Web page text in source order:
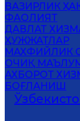
ВАЗИРЛИК
ФАОЛИЯТ
ДАВЛАТ
ҲУЖЖАТЛАР
MАХФИЙЛИК
ОЧИҚ
АХБОРОТ
БОҒЛАНИШ